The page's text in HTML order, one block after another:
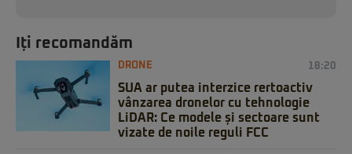
Iți recomandăm
DRONE 18:20
SUA ar putea interzice rertoactiv
vânzarea dronelor cu tehnologie
LiDAR: Ce modele și sectoare sunt
vizate de noile reguli FCC